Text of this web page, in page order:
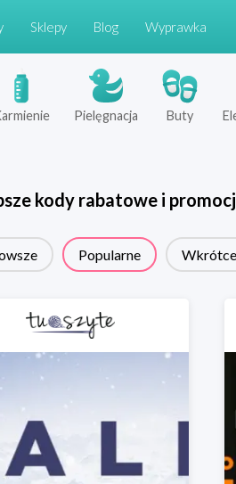
Sklepy Blog Wyprawka
Pielęgnacja Buty
kody rabatowe i
Popularne